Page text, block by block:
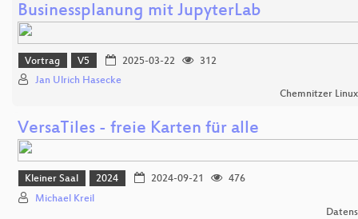
Businessplanung mit JupyterLab
Vortrag V5 2025-03-22
312
Jan Ulrich Hasecke
Chemnitzer
VersaTiles - freie Karten für alle
Kleiner Saal 2024 2024-09-21
476
Michael Kreil